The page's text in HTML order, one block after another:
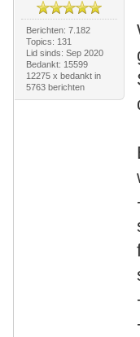
Berichten: 7.182
Topics: 131
Lid sinds: Sep 2020
Bedankt: 15599
12275 x bedankt in
5763 berichten